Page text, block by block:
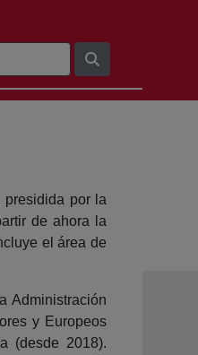
presidida por la
de ahora la
el área de
Administración
y Europeos
(desde 2018).